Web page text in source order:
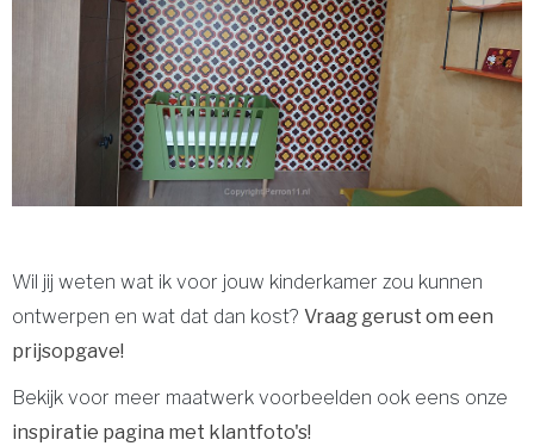
Wil jij weten wat ik voor jouw kinderkamer zou kunnen
ontwerpen en wat dat dan kost? Vraag gerust om een
prijsopgave!
Bekijk voor meer maatwerk voorbeelden ook eens onze
inspiratie pagina met klantfoto's!